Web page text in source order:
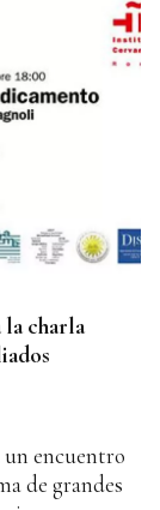
la charla
encuentro
de grandes